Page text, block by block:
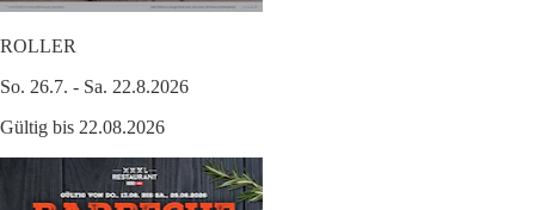
ROLLER
So. 26.7. - Sa. 22.8.2026
Gültig bis 22.08.2026